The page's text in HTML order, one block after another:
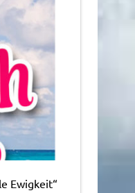
Ewigkeit“